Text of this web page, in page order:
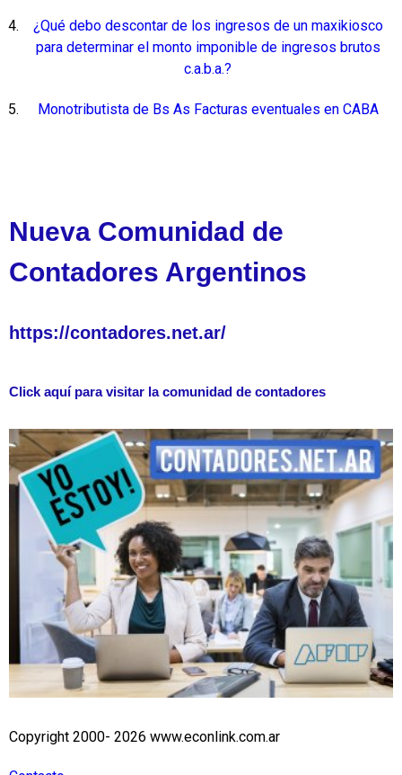
¿Qué debo descontar de los ingresos de un maxikiosco
para determinar el monto imponible de ingresos brutos
c.a.b.a.?
Monotributista de Bs As Facturas eventuales en CABA
Nueva Comunidad de
Contadores Argentinos
https://contadores.net.ar/
Click aquí para visitar la comunidad de contadores
Copyright 2000- 2026 www.econlink.com.ar